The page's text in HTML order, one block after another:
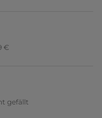
€
gefällt